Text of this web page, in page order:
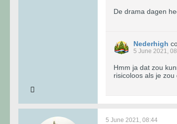
De drama dagen
Nederhigh
5 June 2021,
Hmm ja dat zou
risicoloos als je zou
5 June 2021, 08:44